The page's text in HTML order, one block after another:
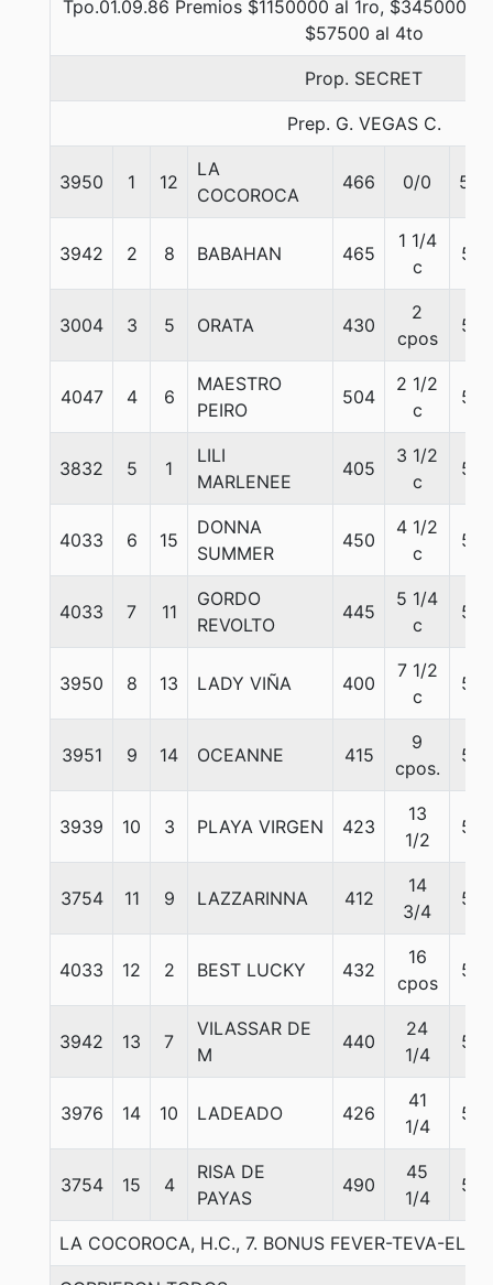
Tpo.01.09.86 Premios $1150000 al 1ro, $345000
$57500 al 4to
Prop. SECRET
Prep. G. VEGAS C.
3950 1 12
LA
COCOROCA
466 0/0 56.
3942 2 8 BABAHAN 465
1 1/4
c
56
3004 3 5 ORATA 430
2
cpos
56
4047 4 6
MAESTRO
PEIRO
504
2 1/2
c
56
3832 5 1
LILI
MARLENEE
405
3 1/2
c
56
4033 6 15
DONNA
SUMMER
450
4 1/2
c
56
4033 7 11
GORDO
REVOLTO
445
5 1/4
c
56
3950 8 13 LADY VIÑA 400
7 1/2
c
56
3951 9 14 OCEANNE 415
9
cpos.
56
3939 10 3 PLAYA VIRGEN 423
13
1/2
56
3754 11 9 LAZZARINNA 412
14
3/4
56
4033 12 2 BEST LUCKY 432
16
cpos
56
3942 13 7
VILASSAR DE
M
440
24
1/4
56
3976 14 10 LADEADO 426
41
1/4
56
3754 15 4
RISA DE
PAYAS
490
45
1/4
56
LA COCOROCA, H.C., 7. BONUS FEVER-TEVA-